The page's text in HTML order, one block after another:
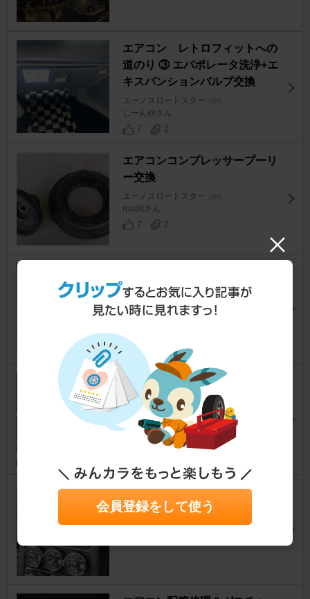
エアコン レトロフィットへの
道のり ③ エバポレータ洗浄+エ
キスパンションバルブ交換
ユーノスロードスター [NA]
じーん@さん
7
2
エアコンコンプレッサープーリ
ー交換
ユーノスロードスター [NA]
roaditさん
7
2
れ原因追及
ユーノスロードスター [NA]
じーん@さん
急ぐとやっぱり壊す🥲
ユーノスロードスター [NA]
ノスタル爺さん
20
0
エアコン修理。
ユーノスロードスター [NA]
会員登録をして使う